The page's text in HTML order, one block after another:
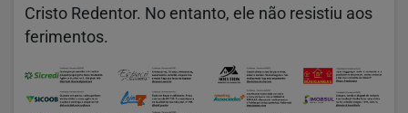
Cristo Redentor. No entanto, ele não resistiu aos
ferimentos.